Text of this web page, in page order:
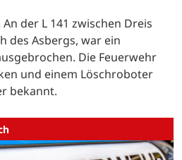
der L 141 zwischen Dreis
des Asbergs, war ein
Die Feuerwehr
und einem Löschroboter
bekannt.